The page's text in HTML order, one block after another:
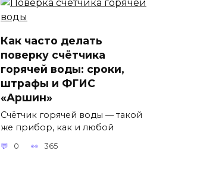
Как часто делать
поверку счётчика
горячей воды: сроки,
штрафы и ФГИС
«Аршин»
Счётчик горячей воды — такой
же прибор, как и любой
0 365